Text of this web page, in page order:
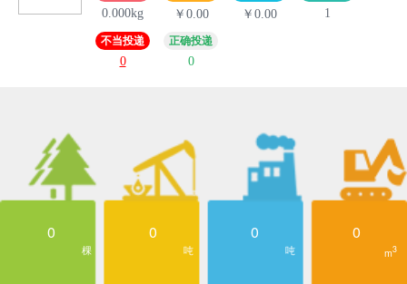
0.000kg ￥0.00 ￥0.00 1
不当投递
0
正确投递
0
0
棵
0
吨
0
吨
0
m3